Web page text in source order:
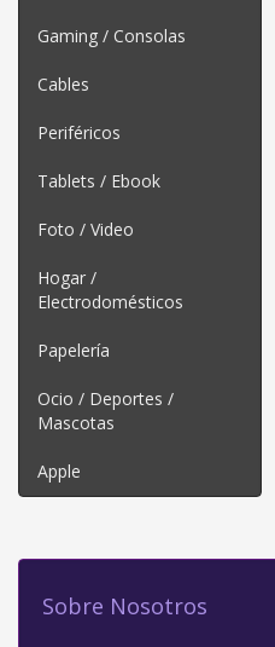
Gaming / Consolas
Cables
Periféricos
Tablets / Ebook
Foto / Video
Hogar /
Electrodomésticos
Papelería
Ocio / Deportes /
Mascotas
Apple
Sobre Nosotros